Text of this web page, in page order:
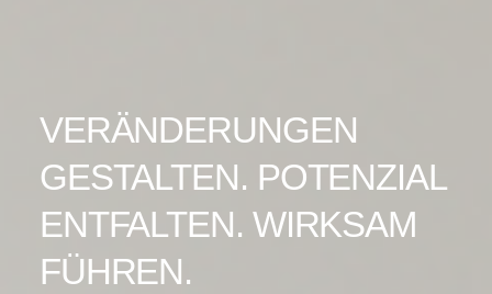
VERÄNDERUNGEN
GESTALTEN. POTENZIAL
ENTFALTEN. WIRKSAM
FÜHREN.